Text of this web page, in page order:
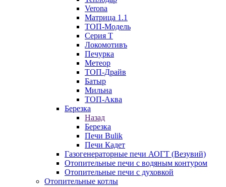
Verona
Матрица 1.1
ТОП-Модель
Серия Т
Локомотивъ
Печурка
Метеор
ТОП-Драйв
Батыр
Мильна
ТОП-Аква
Березка
Назад
Березка
Печи Bulik
Печи Кадет
Газогенераторные печи АОГТ (Везувий)
Отопительные печи с водяным контуром
Отопительные печи с духовкой
Отопительные котлы